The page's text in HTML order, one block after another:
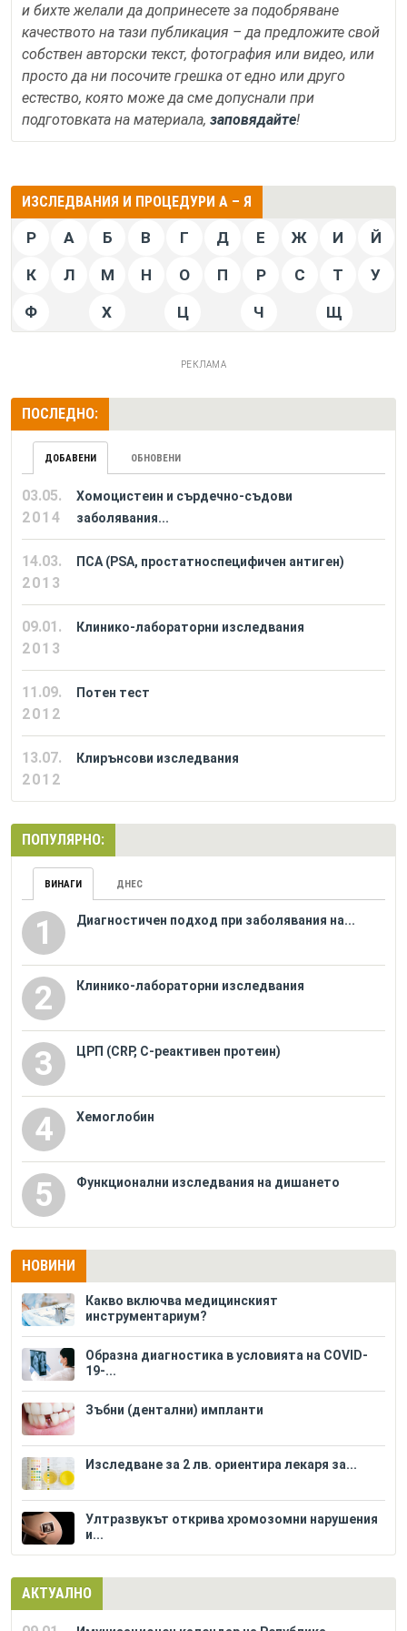
и бихте желали да допринесете за подобряване
качеството на тази публикация – да предложите свой
собствен авторски текст, фотография или видео, или
просто да ни посочите грешка от едно или друго
естество, която може да сме допуснали при
подготовката на материала, заповядайте!
ИЗСЛЕДВАНИЯ И ПРОЦЕДУРИ А – Я
P А Б В Г Д Е Ж И Й
К Л М Н О П Р С Т У
Ф Х Ц Ч Щ
РЕКЛАМА
ПОСЛЕДНО:
ДОБАВЕНИ ОБНОВЕНИ
03.05.
2014
Хомоцистеин и сърдечно-съдови
заболявания...
14.03.
2013
ПСА (PSA, простатноспецифичен антиген)
09.01.
2013
Клинико-лабораторни изследвания
11.09.
2012
Потен тест
13.07.
2012
Клирънсови изследвания
ПОПУЛЯРНО:
ВИНАГИ ДНЕС
1 Диагностичен подход при заболявания на...
2 Клинико-лабораторни изследвания
3 ЦРП (CRP, С-реактивен протеин)
4 Хемоглобин
5 Функционални изследвания на дишането
НОВИНИ
Какво включва медицинският
инструментариум?
Образна диагностика в условията на COVID-
19-...
Зъбни (дентални) импланти
Изследване за 2 лв. ориентира лекаря за...
Ултразвукът открива хромозомни нарушения
и...
АКТУАЛНО